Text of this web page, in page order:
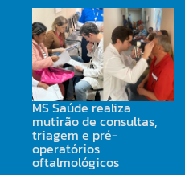
MS Saúde realiza
mutirão de consultas,
triagem e pré-
operatórios
oftalmológicos